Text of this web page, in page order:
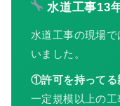
水道工事13
水道工事の現場
いました。
①許可を持ってる
一定規模以上の